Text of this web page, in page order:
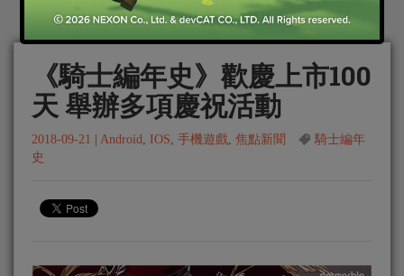
《騎士編年史》歡慶上市100
天 舉辦多項慶祝活動
2018-09-21 Android, IOS, 手機遊戲, 焦點新聞
騎士編年
史